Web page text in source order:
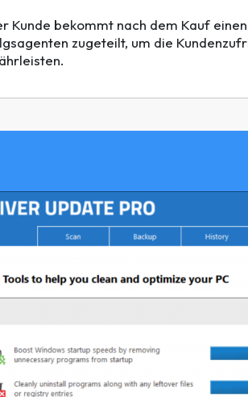
Kunde bekommt nach dem Kauf
zugeteilt, um die